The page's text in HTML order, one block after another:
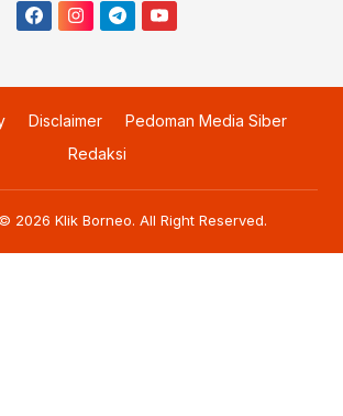
Disclaimer
Pedoman Media Siber
Redaksi
2026 Klik Borneo. All Right Reserved.